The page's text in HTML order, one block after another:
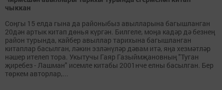
чыккан
Соңгы 15 елда гына да районыбыз авылларына багышланган
20дән артык китап дөнья күргән. Билгеле, моңа кадәр дә безнең
район турында, кайбер авыллар тарихына багышланган
китаплар басылган, ләкин эзләнүләр дәвам итә, яңа хезмәтләр
нәшер ителеп тора. Укытучы Гаяр Газыймҗановның "Туган
җиребез - Лашман" исемле китабы 2001нче елны басылган. Бер
төркем авторлар,...